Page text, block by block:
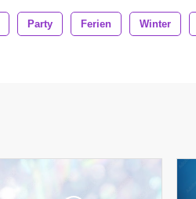
Party Ferien Winter